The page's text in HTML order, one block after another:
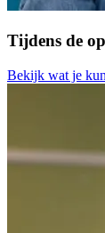
Tijdens de
Bekijk wat je